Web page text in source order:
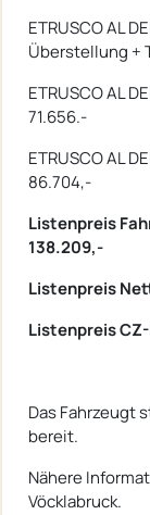
ETRUSCO AL
Überstellung +
ETRUSCO AL
71.656.-
ETRUSCO AL
86.704,-
Listenpreis
138.209,-
Listenpreis
Listenpreis
Das Fahrzeugt
bereit.
Nähere
Vöcklabruck.